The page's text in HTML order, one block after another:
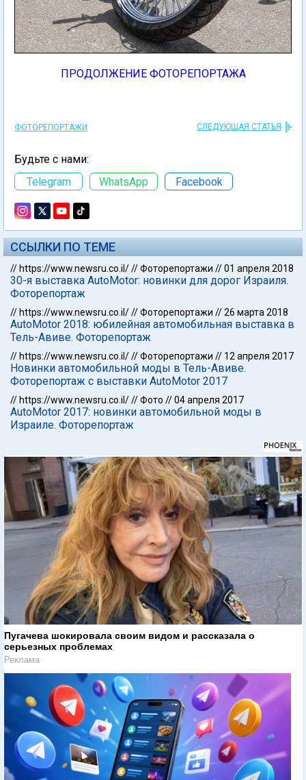
ПРОДОЛЖЕНИЕ ФОТОРЕПОРТАЖА
ФОТОРЕПОРТАЖИ СЛЕДУЮЩАЯ СТАТЬЯ
Будьте с нами:
Telegram
WhatsApp Facebook
ССЫЛКИ ПО ТЕМЕ
// https://www.newsru.co.il///Фоторепортажи //01 апреля 2018
30-я выставка AutoMotor: новинки для дорог Израиля.
Фоторепортаж
// https://www.newsru.co.il///Фоторепортажи //26 марта 2018
AutoMotor 2018: юбилейная автомобильная выставка в
Тель-Авиве. Фоторепортаж
// https://www.newsru.co.il///Фоторепортажи // 12 апреля 2017
Новинки автомобильной моды в Тель-Авиве.
Фоторепортаж с выставки AutoMotor 2017
// https://www.newsru.co.il///Фото //04 апреля 2017
AutoMotor 2017: новинки автомобильной моды в
Израиле. Фоторепортаж
Пугачева шокировала своим видом и рассказала о
серьезных проблемах
Реклама